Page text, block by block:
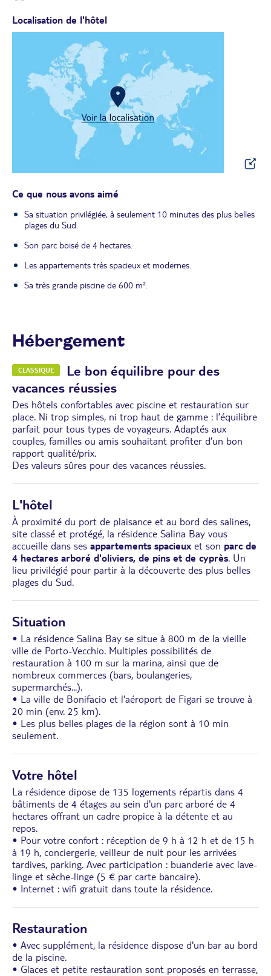
Localisation de l'hôtel
Ce que nous avons aimé
Sa situation privilégiée, à seulement 10 minutes des plus belles
plages du Sud.
Son parc boisé de 4 hectares.
Les appartements très spacieux et modernes.
Sa très grande piscine de 600 m².
Hébergement
CLASSIQUE
Le bon équilibre pour des
vacances réussies
Des hôtels confortables avec piscine et restauration sur
place. Ni trop simples, ni trop haut de gamme : l’équilibre
parfait pour tous types de voyageurs. Adaptés aux
couples, familles ou amis souhaitant profiter d’un bon
rapport qualité/prix.
Des valeurs sûres pour des vacances réussies.
L'hôtel
À proximité du port de plaisance et au bord des salines,
site classé et protégé, la résidence Salina Bay vous
accueille dans ses appartements spacieux et son parc de
4 hectares arboré d'oliviers, de pins et de cyprès. Un
lieu privilégié pour partir à la découverte des plus belles
plages du Sud.
Situation
• La résidence Salina Bay se situe à 800 m de la vieille
ville de Porto-Vecchio. Multiples possibilités de
restauration à 100 m sur la marina, ainsi que de
nombreux commerces (bars, boulangeries,
supermarchés...).
• La ville de Bonifacio et l'aéroport de Figari se trouve à
20 min (env. 25 km).
• Les plus belles plages de la région sont à 10 min
seulement.
Votre hôtel
La résidence dipose de 135 logements répartis dans 4
bâtiments de 4 étages au sein d'un parc arboré de 4
hectares offrant un cadre propice à la détente et au
repos.
• Pour votre confort : réception de 9 h à 12 h et de 15 h
à 19 h, conciergerie, veilleur de nuit pour les arrivées
tardives, parking. Avec participation : buanderie avec lave-
linge et sèche-linge (5 € par carte bancaire).
• Internet : wifi gratuit dans toute la résidence.
Restauration
• Avec supplément, la résidence dispose d'un bar au bord
de la piscine.
• Glaces et petite restauration sont proposés en terrasse,